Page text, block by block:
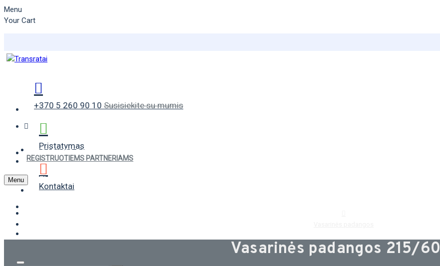
Menu
Your Cart
+370 5 260 90 10 Susisiekite su mumis
Pristatymas
Kontaktai
VASARINĖS PADANGOS
ŽIEMINĖS PADANGOS
REGISTRUOTIEMS PARTNERIAMS
Menu
Vasarinės padangos 215/60